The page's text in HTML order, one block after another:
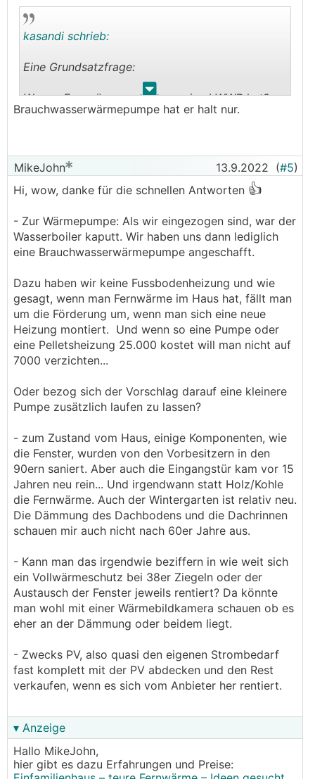
. .
kasandi schrieb:
Eine Grundsatzfrage:
Warum Fernwärme wenn man eineLWWPhat?
Brauchwasserwärmepumpe hat er halt nur.
MikeJohn 13.9.2022 (#5)
Hi, wow, danke für die schnellen Antworten 👍
- Zur Wärmepumpe: Als wir eingezogen sind, war der
Wasserboiler kaputt. Wir haben uns dann lediglich
eine Brauchwasserwärmepumpe angeschafft.
Dazu haben wir keine Fussbodenheizung und wie
gesagt, wenn man Fernwärme im Haus hat, fällt man
um die Förderung um, wenn man sich eine neue
Heizung montiert. Und wenn so eine Pumpe oder
eine Pelletsheizung 25.000 kostet will man nicht auf
7000 verzichten...
Oder bezog sich der Vorschlag darauf eine kleinere
Pumpe zusätzlich laufen zu lassen?
- zum Zustand vom Haus, einige Komponenten, wie
die Fenster, wurden von den Vorbesitzern in den
90ern saniert. Aber auch die Eingangstür kam vor 15
Jahren neu rein... Und irgendwann statt Holz/Kohle
die Fernwärme. Auch der Wintergarten ist relativ neu.
Die Dämmung des Dachbodens und die Dachrinnen
schauen mir auch nicht nach 60er Jahre aus.
- Kann man das irgendwie beziffern in wie weit sich
ein Vollwärmeschutz bei 38er Ziegeln oder der
Austausch der Fenster jeweils rentiert? Da könnte
man wohl mit einer Wärmebildkamera schauen ob es
eher an der Dämmung oder beidem liegt.
- Zwecks PV, also quasi den eigenen Strombedarf
fast komplett mit der PV abdecken und den Rest
verkaufen, wenn es sich vom Anbieter her rentiert.
▾ Anzeige
Hallo MikeJohn,
hier gibt es dazu Erfahrungen und Preise: